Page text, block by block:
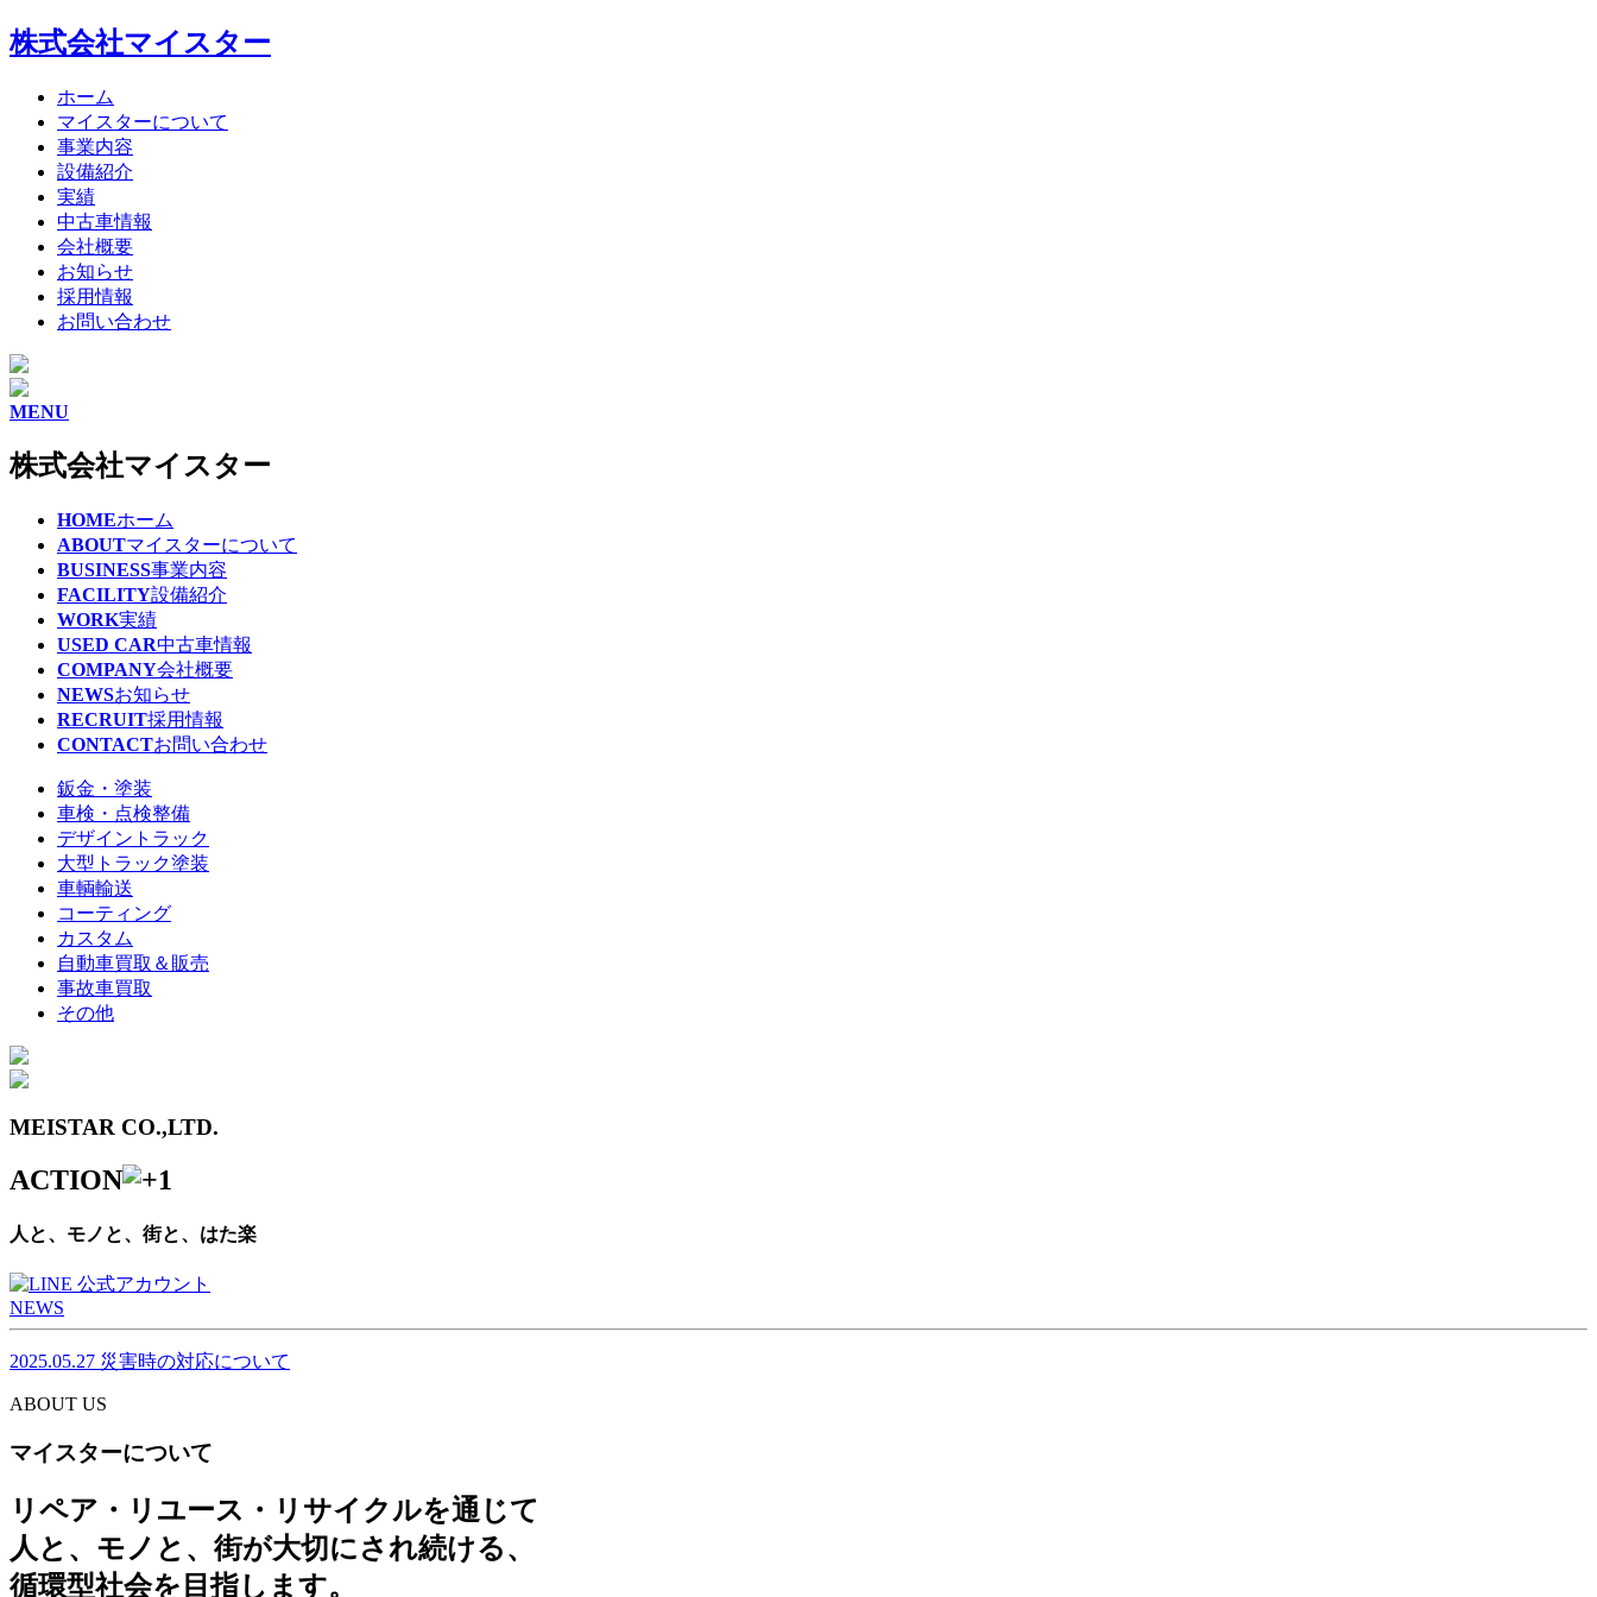
株式会社マイスター
ホーム
マイスターについて
事業内容
設備紹介
実績
中古車情報
会社概要
お知らせ
採用情報
お問い合わせ
MENU
株式会社マイスター
HOMEホーム
ABOUTマイスターについて
BUSINESS事業内容
FACILITY設備紹介
WORK実績
USED CAR中古車情報
COMPANY会社概要
NEWSお知らせ
RECRUIT採用情報
CONTACTお問い合わせ
鈑金・塗装
車検・点検整備
デザイントラック
大型トラック塗装
車輌輸送
コーティング
カスタム
自動車買取＆販売
事故車買取
その他
MEISTAR CO.,LTD.
ACTION
人と、モノと、街と、はた楽
NEWS
2025.05.27 災害時の対応について
ABOUT US
マイスターについて
リペア・リユース・リサイクルを通じて
人と、モノと、街が大切にされ続ける、
循環型社会を目指します。